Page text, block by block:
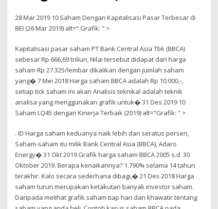
28 Mar 2019 10 Saham Dengan Kapitalisasi Pasar Terbesar di
BEI (26 Mar 2019) alt=" Grafik: " >
Kapitalisasi pasar saham PT Bank Central Asia Tbk (BBCA)
sebesar Rp 666,69 triliun, Nilai tersebut didapat dari harga
saham Rp 27.325/lembar dikalikan dengan jumlah saham
yang� 7 Mei 2018 Harga saham BBCA adalah Rp 10.000,-,
setiap tick saham ini akan Analisis teknikal adalah teknik
analisa yang menggunakan grafik untuk� 31 Des 2019 10
Saham LQ45 dengan Kinerja Terbaik (2019) alt="Grafik: " >
. ID Harga saham keduanya naik lebih dari seratus persen,
Saham-saham itu milik Bank Central Asia (BBCA), Adaro
Energy� 31 Okt 2019 Grafik harga saham BBCA 2005 s.d. 30
Oktober 2019. Berapa kenaikannya? 1.790% selama 14 tahun
terakhir. Kalo secara sederhana dibagi,� 21 Des 2018 Harga
saham turun merupakan ketakutan banyak investor saham.
Daripada melihat grafik saham tiap hari dan khawatir tentang